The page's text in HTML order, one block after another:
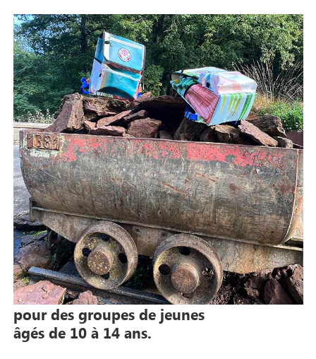
pour des groupes de jeunes
âgés de 10 à 14 ans.